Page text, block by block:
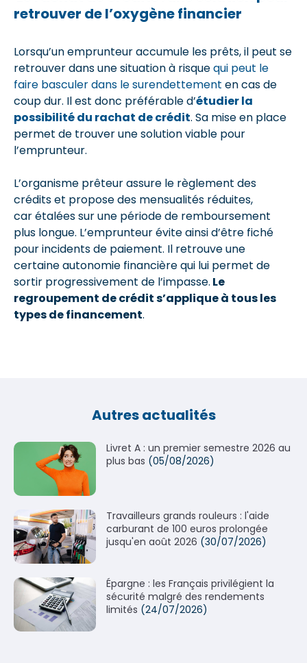
retrouver de l’oxygène financier
Lorsqu’un emprunteur accumule les prêts, il peut se
retrouver dans une situation à risquequi peut le
faire basculer dans le surendettement en cas de
coup dur. Il est donc préférable d’étudier la
possibilité du rachat de crédit. Sa mise en place
permet de trouver une solution viable pour
l’emprunteur.
L’organisme prêteur assure le règlement des
crédits et propose des mensualités réduites,
car étalées sur une période de remboursement
plus longue. L’emprunteur évite ainsi d’être fiché
pour incidents de paiement. Il retrouve une
certaine autonomie financière qui lui permet de
sortir progressivement de l’impasse. Le
regroupement de crédit s’applique à tous les
types de financement.
Autres actualités
Livret A : un premier semestre 2026 au
plus bas (05/08/2026)
Travailleurs grands rouleurs : l'aide
carburant de 100 euros prolongée
jusqu'en août 2026 (30/07/2026)
Épargne : les Français privilégient la
sécurité malgré des rendements
limités (24/07/2026)